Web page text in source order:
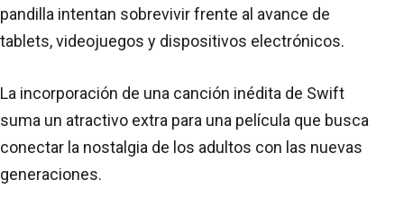
pandilla intentan sobrevivir frente al avance de
tablets, videojuegos y dispositivos electrónicos.
La incorporación de una canción inédita de Swift
suma un atractivo extra para una película que busca
conectar la nostalgia de los adultos con las nuevas
generaciones.